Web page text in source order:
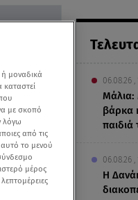
06.08.26 ,
Μάλια:
βάρκα
παιδιά
06.08.26 ,
Η
μοναδικά
με σκοπό
λόγω
από τις
αυτό το μενού
μέρος